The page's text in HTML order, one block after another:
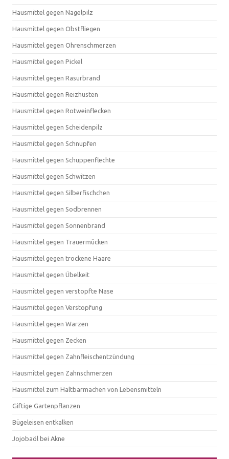
Hausmittel gegen Nagelpilz
Hausmittel gegen Obstfliegen
Hausmittel gegen Ohrenschmerzen
Hausmittel gegen Pickel
Hausmittel gegen Rasurbrand
Hausmittel gegen Reizhusten
Hausmittel gegen Rotweinflecken
Hausmittel gegen Scheidenpilz
Hausmittel gegen Schnupfen
Hausmittel gegen Schuppenflechte
Hausmittel gegen Schwitzen
Hausmittel gegen Silberfischchen
Hausmittel gegen Sodbrennen
Hausmittel gegen Sonnenbrand
Hausmittel gegen Trauermücken
Hausmittel gegen trockene Haare
Hausmittel gegen Übelkeit
Hausmittel gegen verstopfte Nase
Hausmittel gegen Verstopfung
Hausmittel gegen Warzen
Hausmittel gegen Zecken
Hausmittel gegen Zahnfleischentzündung
Hausmittel gegen Zahnschmerzen
Hausmittel zum Haltbarmachen von Lebensmitteln
Giftige Gartenpflanzen
Bügeleisen entkalken
Jojobaöl bei Akne